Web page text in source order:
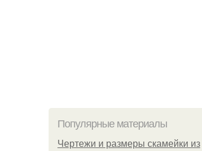
Популярные материалы
Чертежи и размеры скамейки из